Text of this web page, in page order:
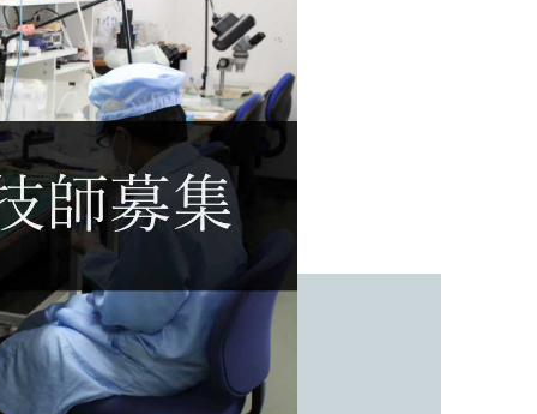
親カテゴリ
子カテゴリ
価格帯